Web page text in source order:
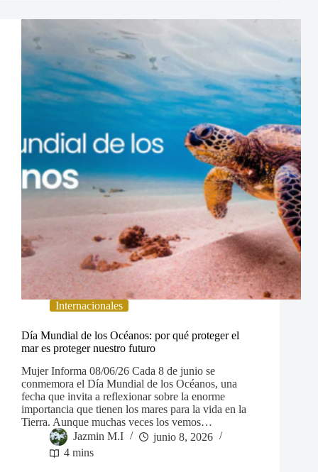
Internacionales
Día Mundial de los Océanos: por qué proteger el
mar es proteger nuestro futuro
Mujer Informa 08/06/26 Cada 8 de junio se
conmemora el Día Mundial de los Océanos, una
fecha que invita a reflexionar sobre la enorme
importancia que tienen los mares para la vida en la
Tierra. Aunque muchas veces los vemos…
Jazmin M.I
junio 8, 2026
4 mins